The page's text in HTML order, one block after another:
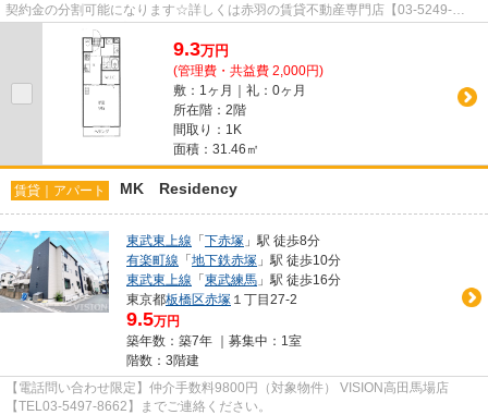
契約金の分割可能になります☆詳しくは赤羽の賃貸不動産専門店【03-5249-
4177】VISION赤羽店までご連絡下さい！！
9.3万円
(管理費・共益費 2,000円)
敷：1ヶ月｜礼：0ヶ月
所在階：2階
間取り：1K
面積：31.46㎡
賃貸｜アパート MK Residency
東武東上線 「下赤塚 」駅 徒歩8分
有楽町線 「地下鉄赤塚 」駅 徒歩10分
東武東上線 「東武練馬 」駅 徒歩16分
東京都板橋区赤塚 １丁目27-2
9.5万円
築年数：築7年 ｜募集中： 1室
階数：3階建
【電話問い合わせ限定】仲介手数料9800円（対象物件） VISION高田馬場店
【TEL03-5497-8662】までご連絡ください。